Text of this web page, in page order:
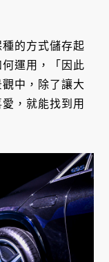
的方式儲存起
運用，「因此
中，除了讓大
，就能找到用